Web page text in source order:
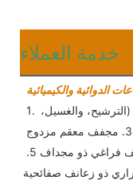
خدمة العملاء
الدوائية والكيميائية
1. جهاز متعدد الوظائف "ثلاثة في واحد" (الترشيح، والغسيل،
ذو زعانف صفائحية